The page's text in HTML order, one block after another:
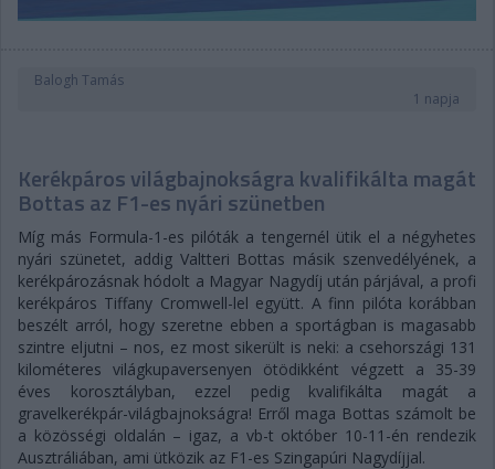
Balogh Tamás
1 napja
Kerékpáros világbajnokságra kvalifikálta magát
Bottas az F1-es nyári szünetben
Míg más Formula-1-es pilóták a tengernél ütik el a négyhetes
nyári szünetet, addig Valtteri Bottas másik szenvedélyének, a
kerékpározásnak hódolt a Magyar Nagydíj után párjával, a profi
kerékpáros Tiffany Cromwell-lel együtt. A finn pilóta korábban
beszélt arról, hogy szeretne ebben a sportágban is magasabb
szintre eljutni – nos, ez most sikerült is neki: a csehországi 131
kilométeres világkupaversenyen ötödikként végzett a 35-39
éves korosztályban, ezzel pedig kvalifikálta magát a
gravelkerékpár-világbajnokságra! Erről maga Bottas számolt be
a közösségi oldalán – igaz, a vb-t október 10-11-én rendezik
Ausztráliában, ami ütközik az F1-es Szingapúri Nagydíjjal.